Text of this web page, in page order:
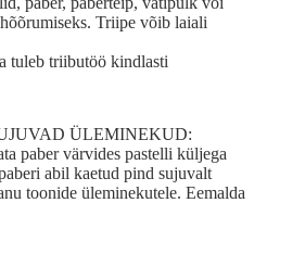
Triipe võib laiali
tuleb triibutöö kindlasti
ÜLEMINEKUD:
paber värvides pastelli küljega
abil kaetud pind sujuvalt
toonide üleminekutele. Eemalda